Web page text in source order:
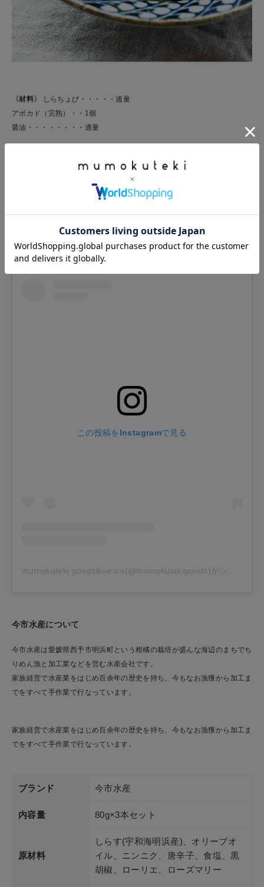
〈材料〉
しらちょび・・・・・適量
アボカド（完熟）・・1個
醤油・・・・・・・・適量
超簡単スピードメニューです。
食卓の「もう1品」にどうぞ。
この投稿をInstagramで見る
mumokuteki goods&wears(@mumokutekigoods)がシェアした投稿
今市水産について
今市水産は愛媛県西予市明浜町という柑橘の栽培が盛んな海辺のまちでち
りめん漁と加工業などを営む水産会社です。
家族経営で水産業をはじめ百余年の歴史を持ち、今もなお漁獲から加工ま
でをすべて手作業で行なっています。
家族経営で水産業をはじめ百余年の歴史を持ち、今もなお漁獲から加工ま
でをすべて手作業で行なっています。
ブランド 今市水産
内容量 80g×3本セット
原材料
しらす(宇和海明浜産)、オリーブオ
イル、ニンニク、唐辛子、食塩、黒
胡椒、ローリエ、ローズマリー